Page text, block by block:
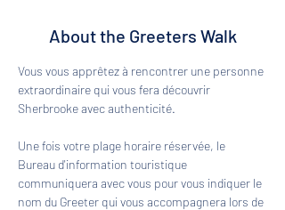
About the Greeters Walk
Vous vous apprêtez à rencontrer une personne
extraordinaire qui vous fera découvrir
Sherbrooke avec authenticité.
Une fois votre plage horaire réservée, le
Bureau d'information touristique
communiquera avec vous pour vous indiquer le
nom du Greeter qui vous accompagnera lors de